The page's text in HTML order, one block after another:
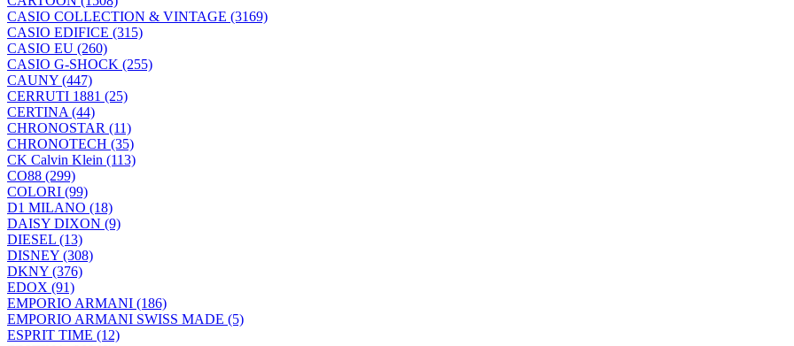
CASIO COLLECTION & VINTAGE (3169)
CASIO EDIFICE (315)
CASIO EU (260)
CASIO G-SHOCK (255)
CAUNY (447)
CERRUTI 1881 (25)
CERTINA (44)
CHRONOSTAR (11)
CHRONOTECH (35)
CK Calvin Klein (113)
CO88 (299)
COLORI (99)
D1 MILANO (18)
DAISY DIXON (9)
DIESEL (13)
DISNEY (308)
DKNY (376)
EDOX (91)
EMPORIO ARMANI (186)
EMPORIO ARMANI SWISS MADE (5)
ESPRIT TIME (12)